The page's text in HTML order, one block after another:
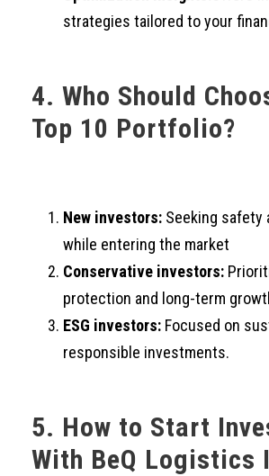
strategies tailored to your
4. Who Should
Top 10 Portfolio?
New investors: Seeking safety
while entering the market
Conservative investors:
protection and long-term
ESG investors: Focused on
responsible investments.
5. How to Start
With BeQ Logistics